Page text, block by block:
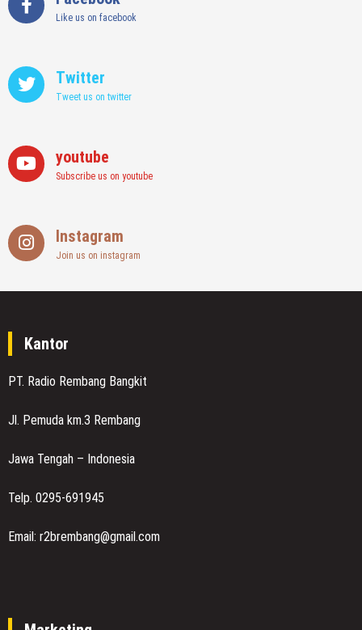
Like us on facebook
Twitter
Tweet us on twitter
youtube
Subscribe us on youtube
Instagram
Join us on instagram
Kantor
PT. Radio Rembang Bangkit
Jl. Pemuda km.3 Rembang
Jawa Tengah – Indonesia
Telp. 0295-691945
Email: r2brembang@gmail.com